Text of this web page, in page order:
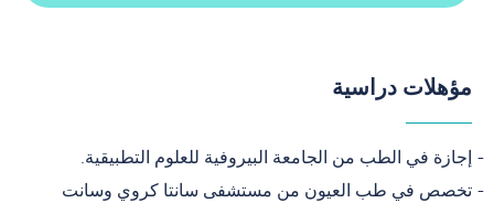
مؤهلات دراسية
إجازة في الطب من الجامعة البيروفية للعلوم التطبيقية.
تخصص في طب العيون من مستشفى سانتا كروي وسانت